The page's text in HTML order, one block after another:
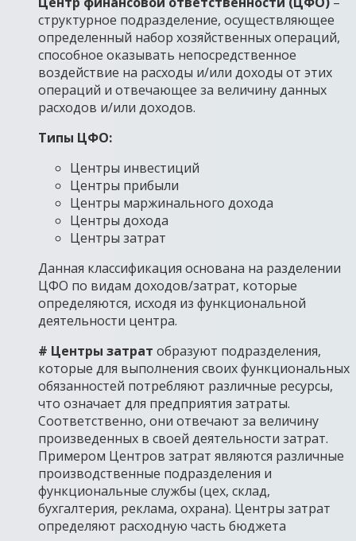
структурное подразделение, осуществляющее
определенный набор хозяйственных операций,
способное оказывать непосредственное
воздействие на расходы и/или доходы от этих
операций и отвечающее за величину данных
расходов и/или доходов.
Типы ЦФО:
Центры инвестиций
Центры прибыли
Центры маржинального дохода
Центры дохода
Центры затрат
Данная классификация основана на разделении
ЦФО по видам доходов/затрат, которые
определяются, исходя из функциональной
деятельности центра.
# Центры затрат образуют подразделения,
которые для выполнения своих функциональных
обязанностей потребляют различные ресурсы,
что означает для предприятия затраты.
Соответственно, они отвечают за величину
произведенных в своей деятельности затрат.
Примером Центров затрат являются различные
производственные подразделения и
функциональные службы (цех, склад,
бухгалтерия, реклама, охрана). Центры затрат
определяют расходную часть бюджета